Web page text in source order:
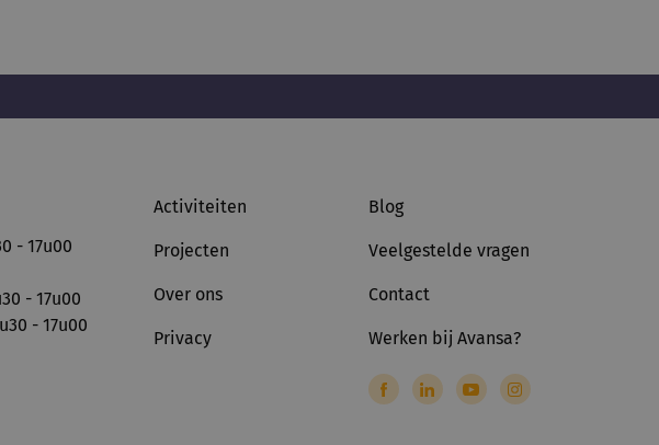
- 17u00
- 17u00
- 17u00
Activiteiten
Projecten
Over ons
Privacy
Blog
Veelgestelde vragen
Contact
Werken bij Avansa?